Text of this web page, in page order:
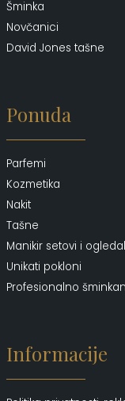
Šminka
Novčanici
David Jones tašne
Ponuda
Parfemi
Kozmetika
Nakit
Tašne
Manikir setovi i
Unikati pokloni
Profesionalno
Informacije